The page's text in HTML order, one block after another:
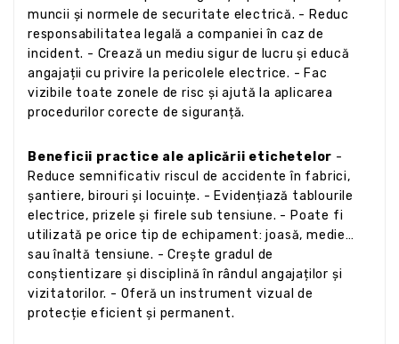
muncii și normele de securitate electrică. - Reduc
responsabilitatea legală a companiei în caz de
incident. - Crează un mediu sigur de lucru și educă
angajații cu privire la pericolele electrice. - Fac
vizibile toate zonele de risc și ajută la aplicarea
procedurilor corecte de siguranță.
Beneficii practice ale aplicării etichetelor -
Reduce semnificativ riscul de accidente în fabrici,
șantiere, birouri și locuințe. - Evidențiază tablourile
electrice, prizele și firele sub tensiune. - Poate fi
utilizată pe orice tip de echipament: joasă, medie
sau înaltă tensiune. - Crește gradul de
conștientizare și disciplină în rândul angajaților și
vizitatorilor. - Oferă un instrument vizual de
protecție eficient și permanent.